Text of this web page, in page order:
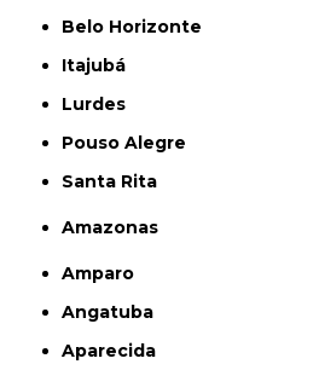
Belo Horizonte
Itajubá
Lurdes
Pouso Alegre
Santa Rita
Amazonas
Amparo
Angatuba
Aparecida